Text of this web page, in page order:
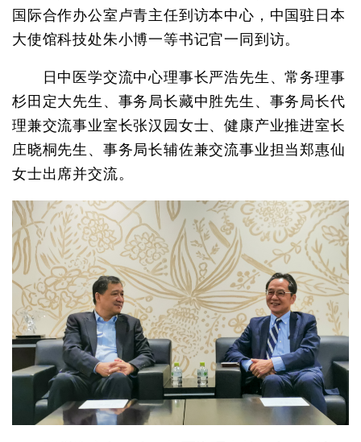
国际合作办公室卢青主任到访本中心，中国驻日本
大使馆科技处朱小博一等书记官一同到访。
日中医学交流中心理事长严浩先生、常务理事
杉田定大先生、事务局长藏中胜先生、事务局长代
理兼交流事业室长张汉园女士、健康产业推进室长
庄晓桐先生、事务局长辅佐兼交流事业担当郑惠仙
女士出席并交流。